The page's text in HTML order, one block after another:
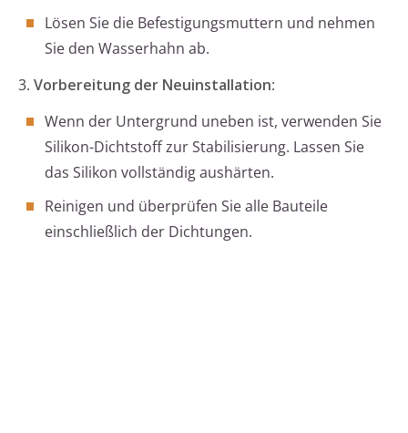
Lösen Sie die Befestigungsmuttern und nehmen
Sie den Wasserhahn ab.
3. Vorbereitung der Neuinstallation:
Wenn der Untergrund uneben ist, verwenden Sie
Silikon-Dichtstoff zur Stabilisierung. Lassen Sie
das Silikon vollständig aushärten.
Reinigen und überprüfen Sie alle Bauteile
einschließlich der Dichtungen.